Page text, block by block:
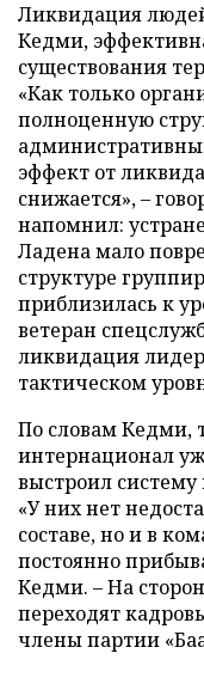
Ликвидация
Кедми,
существования
«Как только
полноценную
эффект от
снижается», –
напомнил:
Ладена мало
структуре
приблизилась к
ветеран
ликвидация
тактическом
По словам Кедми,
интернационал
выстроил
«У них нет
составе, но и в
постоянно
Кедми. – На
переходят
члены партии